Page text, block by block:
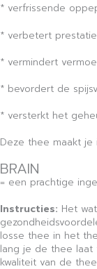
* verfrissende
* verbetert
* vermindert
* bevordert de
* versterkt het
Deze thee maakt je
BRAIN
= een prachtige
Instructies: Het
losse thee in het
lang je de thee laat
kwaliteit van de